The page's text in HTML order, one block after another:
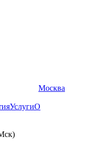
Москва
УслугиО